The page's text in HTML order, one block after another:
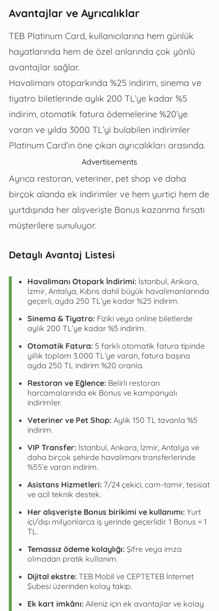
Avantajlar ve Ayrıcalıklar
TEB Platinum Card, kullanıcılarına hem günlük
hayatlarında hem de özel anlarında çok yönlü
avantajlar sağlar.
Havalimanı otoparkında %25 indirim, sinema ve
tiyatro biletlerinde aylık 200 TL’ye kadar %5
indirim, otomatik fatura ödemelerine %20’ye
varan ve yılda 3000 TL’yi bulabilen indirimler
Platinum Card’ın öne çıkan ayrıcalıkları arasında.
Advertisements
Ayrıca restoran, veteriner, pet shop ve daha
birçok alanda ek indirimler ve hem yurtiçi hem de
yurtdışında her alışverişte Bonus kazanma fırsatı
müşterilere sunuluyor.
Detaylı Avantaj Listesi
Havalimanı Otopark İndirimi:İstanbul, Ankara,
İzmir, Antalya, Kıbrıs dahil büyük havalimanlarında
geçerli, ayda 250 TL’ye kadar %25 indirim.
Sinema & Tiyatro:Fiziki veya online biletlerde
aylık 200 TL’ye kadar %5 indirim.
Otomatik Fatura:5 farklı otomatik fatura tipinde
yıllık toplam 3.000 TL’ye varan, fatura başına
ayda 250 TL indirim %20 oranla.
Restoran ve Eğlence:Belirli restoran
harcamalarında ek Bonus ve kampanyalı
indirimler.
Veteriner ve Pet Shop:Aylık 150 TL tavanla %5
indirim.
VIP Transfer:İstanbul, Ankara, İzmir, Antalya ve
daha birçok şehirde havalimanı transferlerinde
%55’e varan indirim.
Asistans Hizmetleri:7/24 çekici, cam-tamir, tesisat
ve acil teknik destek.
Her alışverişte Bonus birikimi ve kullanımı:Yurt
içi/dışı milyonlarca iş yerinde geçerlidir. 1 Bonus = 1
TL.
Temassız ödeme kolaylığı:Şifre veya imza
olmadan pratik kullanım.
Dijital ekstre:TEB Mobil ve CEPTETEB İnternet
Şubesi üzerinden kolay takip.
Ek kart imkânı:Aileniz için ek avantajlar ve kolay